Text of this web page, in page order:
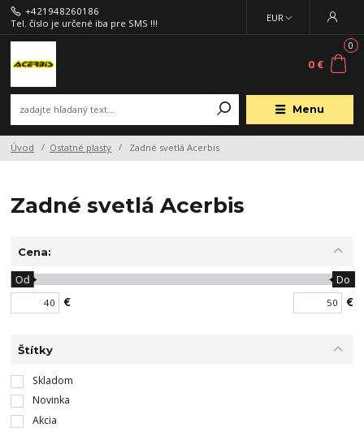
Menu
EUR
+421948260186
Tel. číslo je určené iba pre SMS !!!
0
0 €
Úvod Ostatné plasty Zadné svetlá Acerbis
Zadné svetlá Acerbis
Cena:
€
Od Do
€
Štítky
Skladom
Novinka
Akcia